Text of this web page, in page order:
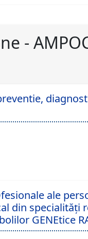
-
ale
din specialități
GENEtice